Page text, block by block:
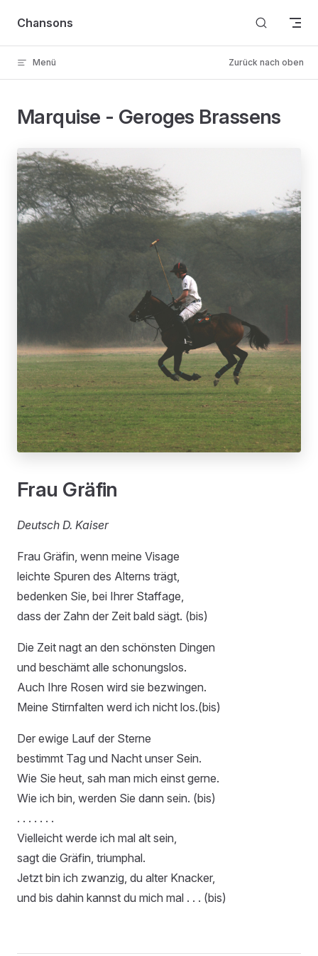
Skip to content
Chansons
Menü Zurück nach oben
Marquise - Geroges Brassens
Frau Gräfin
Deutsch D. Kaiser
Frau Gräfin, wenn meine Visage
leichte Spuren des Alterns trägt,
bedenken Sie, bei Ihrer Staffage,
dass der Zahn der Zeit bald sägt. (bis)
Die Zeit nagt an den schönsten Dingen
und beschämt alle schonungslos.
Auch Ihre Rosen wird sie bezwingen.
Meine Stirnfalten werd ich nicht los.(bis)
Der ewige Lauf der Sterne
bestimmt Tag und Nacht unser Sein.
Wie Sie heut, sah man mich einst gerne.
Wie ich bin, werden Sie dann sein. (bis)
. . . . . . .
Vielleicht werde ich mal alt sein,
sagt die Gräfin, triumphal.
Jetzt bin ich zwanzig, du alter Knacker,
und bis dahin kannst du mich mal . . . (bis)